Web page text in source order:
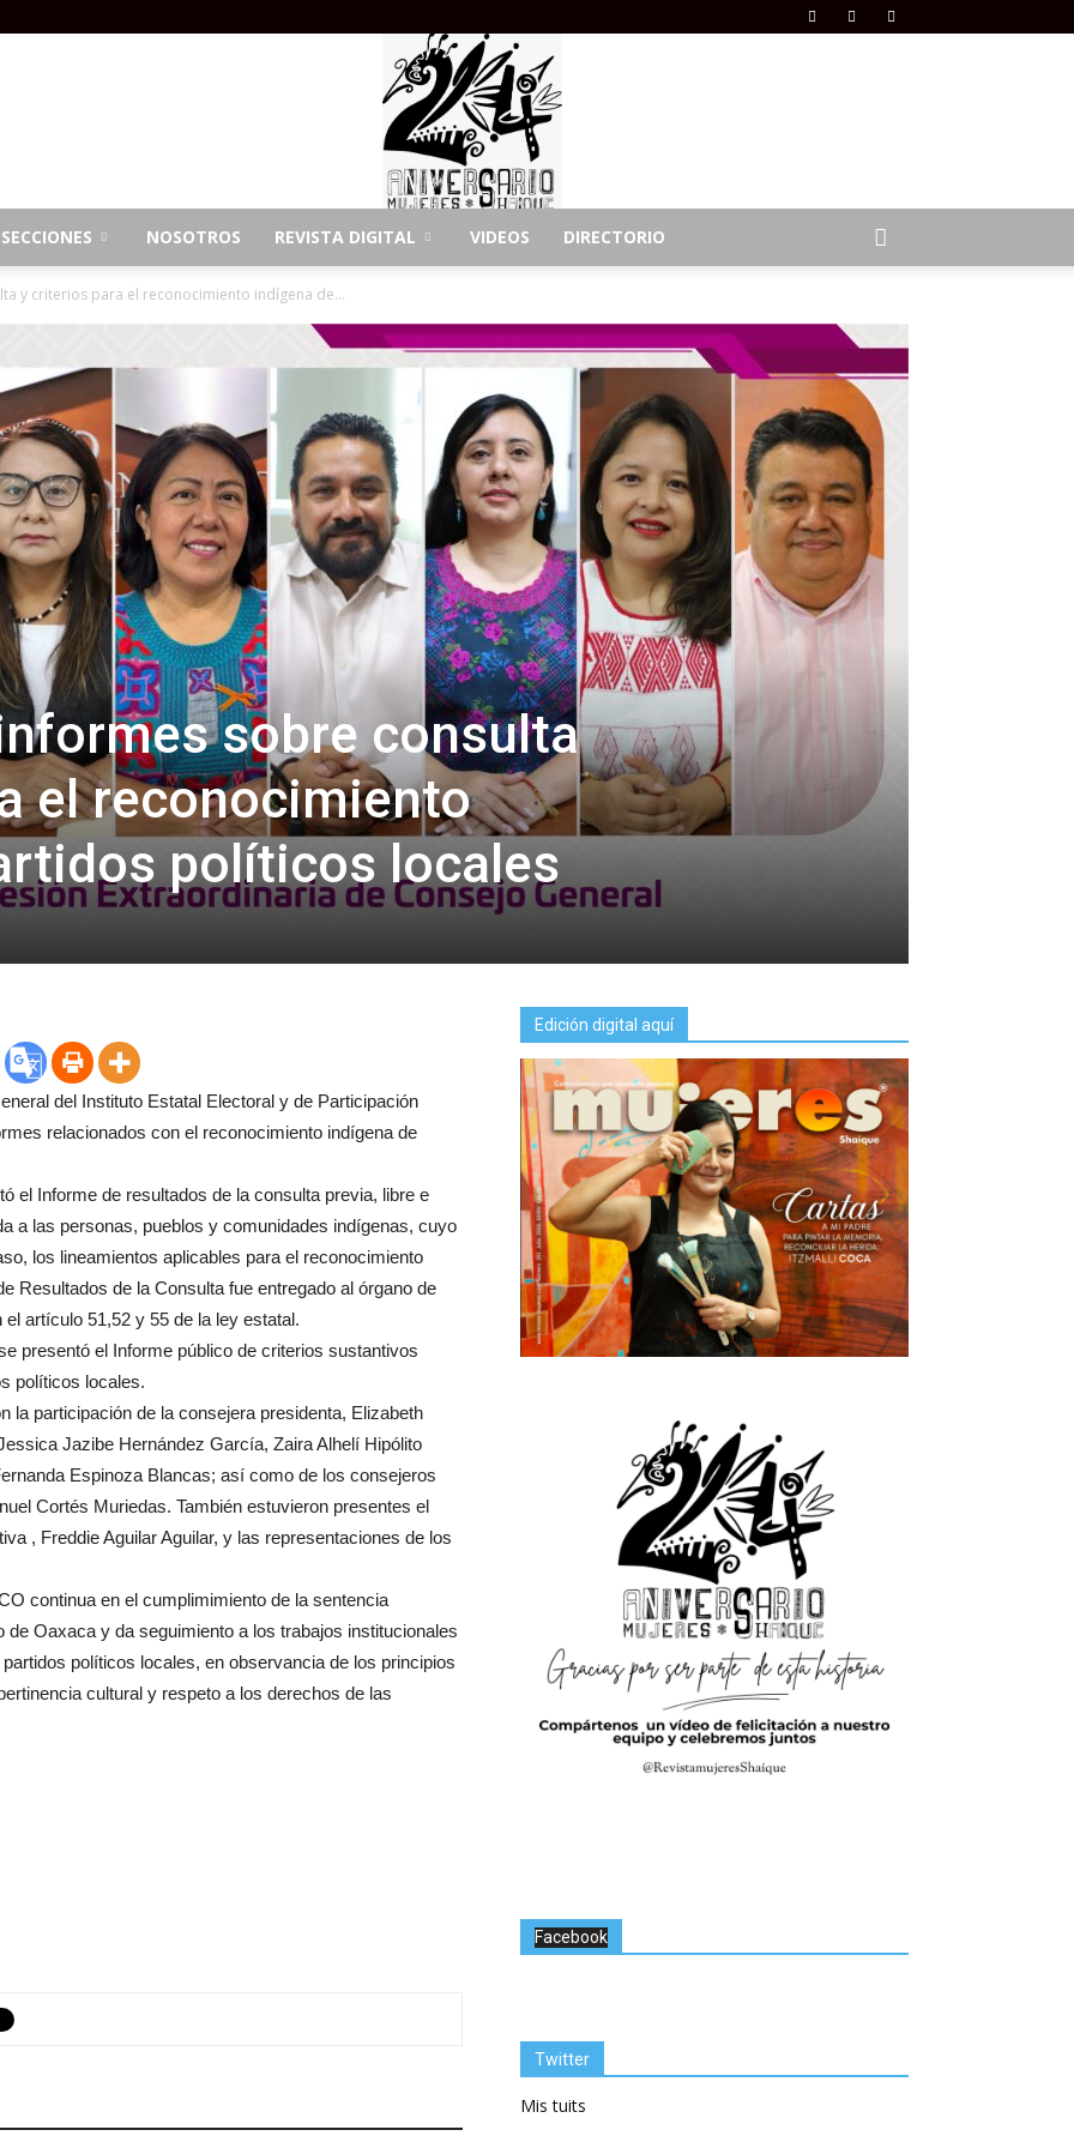
SECCIONES NOSOTROS REVISTA DIGITAL VIDEOS DIRECTORIO
y criterios para el reconocimiento indígena de...
sobre consulta
el reconocimiento
políticos locales
del Instituto Estatal Electoral y de Participación
relacionados con el reconocimiento indígena de
el Informe de resultados de la consulta previa, libre e
a las personas, pueblos y comunidades indígenas, cuyo
los lineamientos aplicables para el reconocimiento
Resultados de la Consulta fue entregado al órgano de
artículo 51,52 y 55 de la ley estatal.
presentó el Informe público de criterios sustantivos
políticos locales.
la participación de la consejera presidenta, Elizabeth
Jazibe Hernández García, Zaira Alhelí Hipólito
Espinoza Blancas; así como de los consejeros
Cortés Muriedas. También estuvieron presentes el
, Freddie Aguilar Aguilar, y las representaciones de los
continua en el cumplimimiento de la sentencia
Oaxaca y da seguimiento a los trabajos institucionales
políticos locales, en observancia de los principios
cultural y respeto a los derechos de las
Edición digital aquí
Facebook
Twitter
Mis tuits